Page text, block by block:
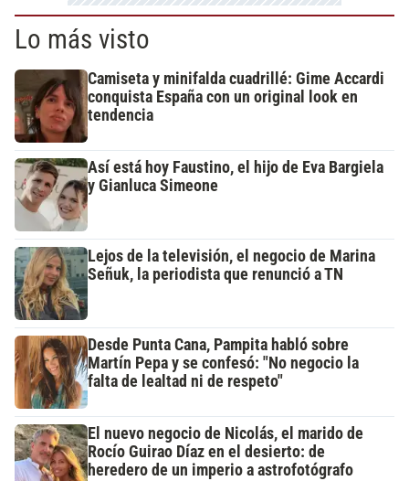
Lo más visto
Camiseta y minifalda cuadrillé: Gime Accardi
conquista España con un original look en
tendencia
Así está hoy Faustino, el hijo de Eva Bargiela
y Gianluca Simeone
Lejos de la televisión, el negocio de Marina
Señuk, la periodista que renunció a TN
Desde Punta Cana, Pampita habló sobre
Martín Pepa y se confesó: "No negocio la
falta de lealtad ni de respeto"
El nuevo negocio de Nicolás, el marido de
Rocío Guirao Díaz en el desierto: de
heredero de un imperio a astrofotógrafo